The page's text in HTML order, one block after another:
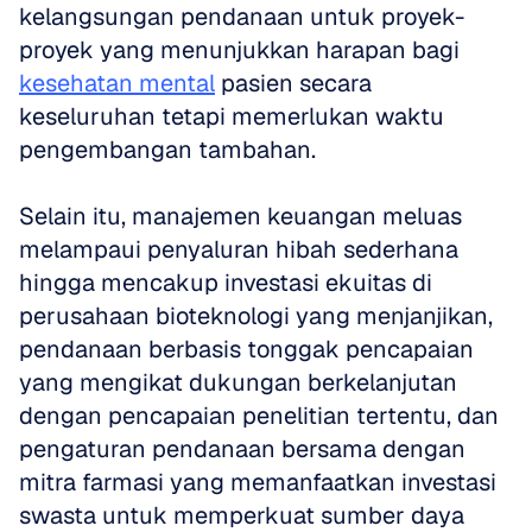
kelangsungan pendanaan untuk proyek-
kesehatan mental pasien secara
keseluruhan tetapi memerlukan waktu
pengembangan tambahan.
Selain itu, manajemen keuangan meluas
melampaui penyaluran hibah sederhana
hingga mencakup investasi ekuitas di
perusahaan bioteknologi yang menjanjikan,
pendanaan berbasis tonggak pencapaian
yang mengikat dukungan berkelanjutan
dengan pencapaian penelitian tertentu, dan
pengaturan pendanaan bersama dengan
mitra farmasi yang memanfaatkan investasi
swasta untuk memperkuat sumber daya